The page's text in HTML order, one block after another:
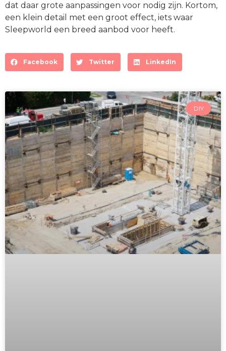
dat daar grote aanpassingen voor nodig zijn. Kortom,
een klein detail met een groot effect, iets waar
Sleepworld een breed aanbod voor heeft.
Facebook Twitter LinkedIn
DIY